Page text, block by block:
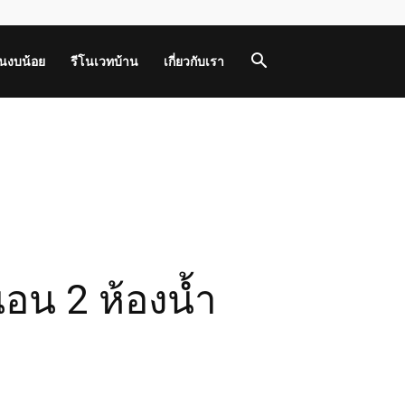
งบน้อย รีโนเวทบ้าน เกี่ยวกับเรา
น 2 ห้องน้ำ